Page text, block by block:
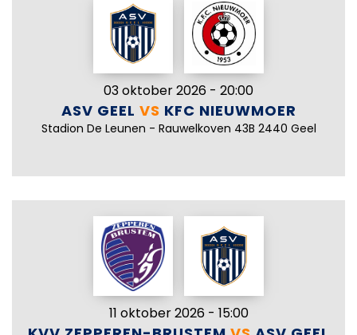
03 oktober 2026 - 20:00
ASV GEEL VS KFC NIEUWMOER
Stadion De Leunen - Rauwelkoven 43B 2440 Geel
11 oktober 2026 - 15:00